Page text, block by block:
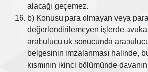
alacağı geçemez.
b) Konusu para olmayan veya
değerlendirilemeyen işlerde
arabuluculuk sonucunda
belgesinin imzalanması halinde,
kısmının ikinci bölümünde